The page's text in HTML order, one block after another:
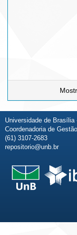
Universidade de Brasília
Coordenadoria de
(61) 3107-2683
repositorio@unb.br